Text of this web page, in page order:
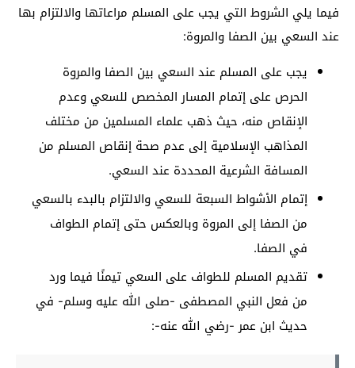
فيما يلي الشروط التي يجب على المسلم مراعاتها والالتزام بها
عند السعي بين الصفا والمروة:
يجب على المسلم عند السعي بين الصفا والمروة
الحرص على إتمام المسار المخصص للسعي وعدم
الإنقاص منه، حيث ذهب علماء المسلمين من مختلف
المذاهب الإسلامية إلى عدم صحة إنقاص المسلم من
المسافة الشرعية المحددة عند السعي.
إتمام الأشواط السبعة للسعي والالتزام بالبدء بالسعي
من الصفا إلى المروة وبالعكس حتى إتمام الطواف
في الصفا.
تقديم المسلم للطواف على السعي تيمنًا فيما ورد
من فعل النبي المصطفى -صلى الله عليه وسلم- في
حديث ابن عمر -رضي الله عنه-: